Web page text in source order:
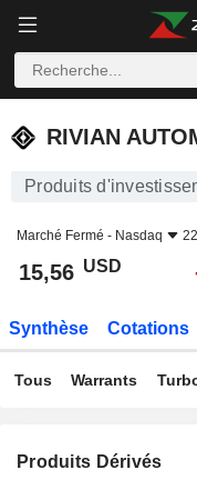
RIVIAN
RIVIAN
Produits
Marché Fermé - Nasdaq
15,56 USD
Synthèse Cotations
Tous Warrants
Produits Dérivés